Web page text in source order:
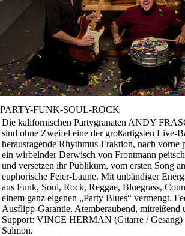
PARTY-FUNK-SOUL-ROCK
Die kalifornischen Partygranaten ANDY
sind ohne Zweifel eine der großartigsten Live-
herausragende Rhythmus-Fraktion, nach vorne
ein wirbelnder Derwisch von Frontmann
und versetzen ihr Publikum, vom ersten Song
euphorische Feier-Laune. Mit unbändiger
aus Funk, Soul, Rock, Reggae, Bluegrass,
einem ganz eigenen „Party Blues“ vermengt.
Ausflipp-Garantie. Atemberaubend, mitreißend
Support: VINCE HERMAN (Gitarre /
Salmon.